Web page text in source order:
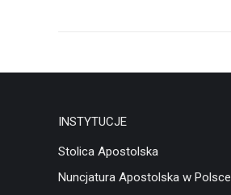
INSTYTUCJE
Stolica Apostolska
Nuncjatura Apostolska w Polsce